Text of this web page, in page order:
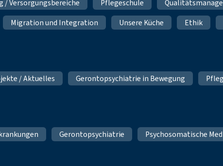
/ Versorgungsbereiche Pflegeschule
Migration und Integration Unsere Küche Ethik
/ Aktuelles Gerontopsychiatrie in Bewegung
Gerontopsychiatrie Psychosomatische